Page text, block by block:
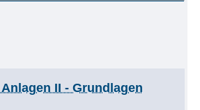
II - Grundlagen